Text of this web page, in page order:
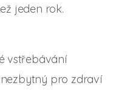
jeden rok.
vstřebávání
pro zdraví